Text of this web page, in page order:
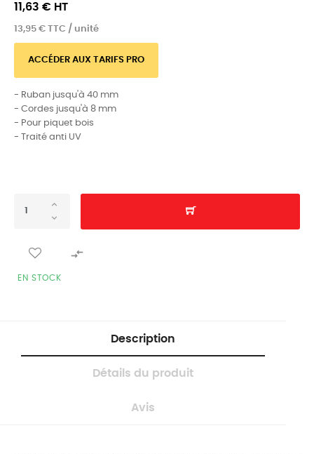
11,63 € HT
13,95 € TTC / unité
ACCÉDER AUX TARIFS PRO
- Ruban jusqu'à 40 mm
- Cordes jusqu'à 8 mm
- Pour piquet bois
- Traité anti UV

EN STOCK
Description
Détails du produit
Avis